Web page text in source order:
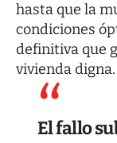
hasta que la
condiciones
definitiva que
vivienda digna.
El fallo